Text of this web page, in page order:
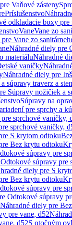
Vaňové zásteny
Príslušenstvo
odkladacie boxy pre
VaneVane zo
Vane zo
Náhradné diely pre
materiáluNáhradné
vaničky
Náhradné diely pre
súpravy traverz a
Súpravy nožičiek a
Súpravy na
pre sprchy a
sprchové vaničky,
sprchové vaničky,
S krytom odtoku
Bez krytu odtoku
súpravy pre
súpravy pre
diely pre S
Bez krytu odtoku
súpravy pre
Odtokové súpravy
Náhradné diely pre
pre vane, d52
d52S otočným